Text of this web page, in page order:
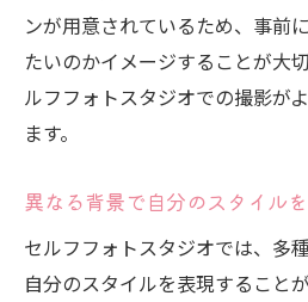
ンが用意されているため、事前
たいのかイメージすることが大
ルフフォトスタジオでの撮影が
ます。
異なる背景で自分のスタイル
セルフフォトスタジオでは、多
自分のスタイルを表現すること